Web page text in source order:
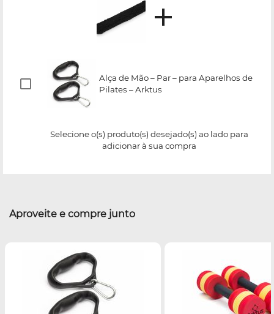
Alça de Mão – Par – para Aparelhos de
Pilates – Arktus
Selecione o(s) produto(s) desejado(s) ao lado para
adicionar à sua compra
Aproveite e compre junto